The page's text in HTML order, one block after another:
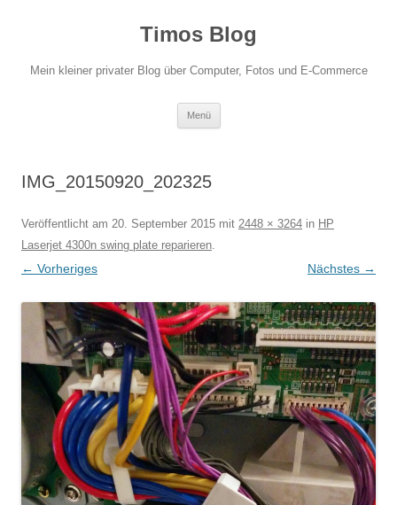
Timos Blog
Mein kleiner privater Blog über Computer, Fotos und E-Commerce
Menü
IMG_20150920_202325
Veröffentlicht am 20. September 2015 mit 2448 × 3264 in HP
Laserjet 4300n swing plate reparieren.
← Vorheriges Nächstes →